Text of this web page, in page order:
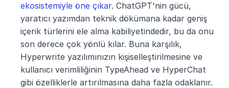
ekosistemiyle öne çıkar. ChatGPT'nin gücü,
yaratıcı yazımdan teknik dökümana kadar geniş
içerik türlerini ele alma kabiliyetindedir, bu da onu
son derece çok yönlü kılar. Buna karşılık,
Hyperwrite yazılımınızın kişiselleştirilmesine ve
kullanıcı verimliliğinin TypeAhead ve HyperChat
gibi özelliklerle artırılmasına daha fazla odaklanır.